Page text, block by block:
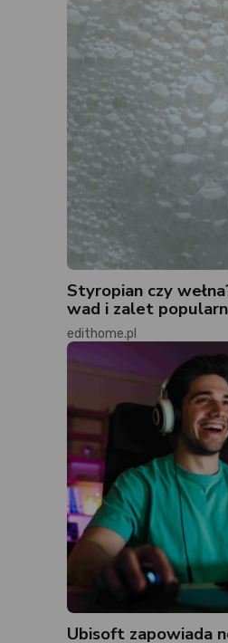
Styropian czy
wad i zalet
edithome.pl
Ubisoft zapowiada